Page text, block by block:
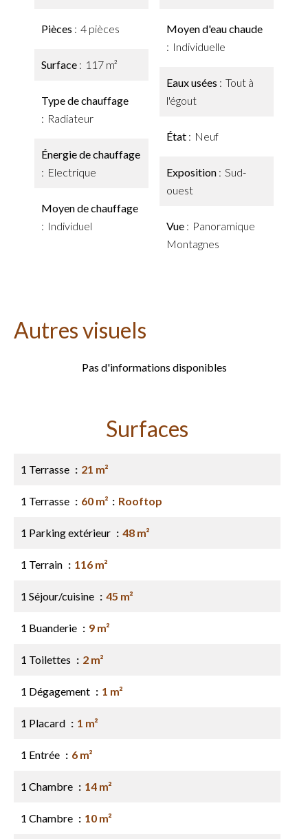
Pièces 4 pièces
Surface 117 m²
Type de chauffage
Radiateur
Énergie de chauffage
Electrique
Moyen de chauffage
Individuel
Moyen d'eau chaude
Individuelle
Eaux usées
Tout à
l'égout
État Neuf
Exposition
Sud-
ouest
Vue
Panoramique
Montagnes
Autres visuels
Pas d'informations disponibles
Surfaces
1 Terrasse 21 m²
1 Terrasse 60 m² Rooftop
1 Parking extérieur 48 m²
1 Terrain 116 m²
1 Séjour/cuisine 45 m²
1 Buanderie 9 m²
1 Toilettes 2 m²
1 Dégagement 1 m²
1 Placard 1 m²
1 Entrée 6 m²
1 Chambre 14 m²
1 Chambre 10 m²